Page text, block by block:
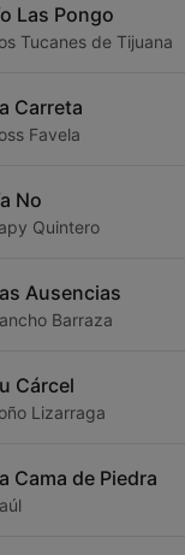
Las Pongo
Tucanes de Tijuana
Carreta
Favela
No
Quintero
Ausencias
Barraza
Cárcel
Lizarraga
Cama de Piedra